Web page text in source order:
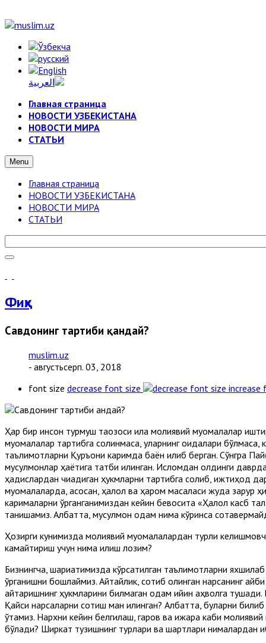
Главная страница
НОВОСТИ УЗБЕКИСТАНА
НОВОСТИ МИРА
СТАТЬИ
Menu
Главная страница
НОВОСТИ УЗБЕКИСТАНА
НОВОСТИ МИРА
СТАТЬИ
Фиқҳ
Савдонинг тартиби қандай?
muslim.uz
- августьсерп. 03, 2018
font size decrease font size increase
Ҳар бир инсон турмуш тақозоси ила молиявий муомалалар
муомалалар тартибга солинмаса, уларнинг қоидалари
таълимотларни Қуръони каримда баён қилиб берган. Сўнгра
мусулмонлар ҳаётига татбиқ қилинган. Исломдан олдинги
ҳадислардан чиқадиган ҳукмларни тартибга солиб, ижтиҳод
муомалаларда, асосан, ҳалол ва ҳаром масаласи жуда зарур
карималарни ўрганганимиздан кейин бевосита «Ҳалол касб
танишамиз. Албатта, мусулмон одам нима кўринса
Ҳозирги кунимизда молиявий муомалалардан турли
камайтириш учун нима қилиш лозим?
Бизнингча, шариатимизда кўрсатилган таълимотларни
ўрганишни бошлаймиз. Айтайлик, сотиб олинган нарсанинг
қайтаришнинг ҳукмларини билмаган одам қийин аҳволга
Қайси нарсаларни сотиш ман қилинган? Албатта, буларни
ўтамиз. Нархни кейин белгилаш, гаров ва ижара каби
бўлади? Ширкат тузишнинг турлари ва шартлари нималардан